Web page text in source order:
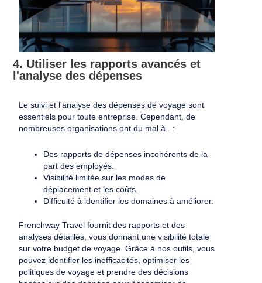
4. Utiliser les rapports avancés et
l'analyse des dépenses
Le suivi et l'analyse des dépenses de voyage sont
essentiels pour toute entreprise. Cependant, de
nombreuses organisations ont du mal à.. :
Des rapports de dépenses incohérents de la
part des employés.
Visibilité limitée sur les modes de
déplacement et les coûts.
Difficulté à identifier les domaines à améliorer.
Frenchway Travel fournit des rapports et des
analyses détaillés, vous donnant une visibilité totale
sur votre budget de voyage. Grâce à nos outils, vous
pouvez identifier les inefficacités, optimiser les
politiques de voyage et prendre des décisions